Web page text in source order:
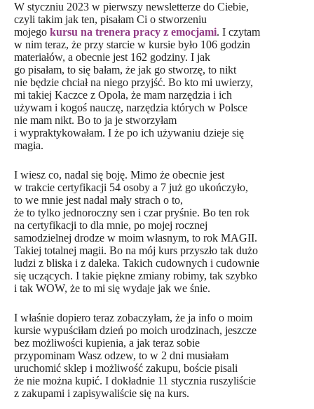
W styczniu 2023 w pierwszy newsletterze do Ciebie,
czyli takim jak ten, pisałam Ci o stworzeniu
mojego kursu na trenera pracy z emocjami. I czytam
w nim teraz, że przy starcie w kursie było 106 godzin
materiałów, a obecnie jest 162 godziny. I jak
go pisałam, to się bałam, że jak go stworzę, to nikt
nie będzie chciał na niego przyjść. Bo kto mi uwierzy,
mi takiej Kaczce z Opola, że mam narzędzia i ich
używam i kogoś nauczę, narzędzia których w Polsce
nie mam nikt. Bo to ja je stworzyłam
i wypraktykowałam. I że po ich używaniu dzieje się
magia.
I wiesz co, nadal się boję. Mimo że obecnie jest
w trakcie certyfikacji 54 osoby a 7 już go ukończyło,
to we mnie jest nadal mały strach o to,
że to tylko jednoroczny sen i czar pryśnie. Bo ten rok
na certyfikacji to dla mnie, po mojej rocznej
samodzielnej drodze w moim własnym, to rok MAGII.
Takiej totalnej magii. Bo na mój kurs przyszło tak dużo
ludzi z bliska i z daleka. Takich cudownych i cudownie
się uczących. I takie piękne zmiany robimy, tak szybko
i tak WOW, że to mi się wydaje jak we śnie.
I właśnie dopiero teraz zobaczyłam, że ja info o moim
kursie wypuściłam dzień po moich urodzinach, jeszcze
bez możliwości kupienia, a jak teraz sobie
przypominam Wasz odzew, to w 2 dni musiałam
uruchomić sklep i możliwość zakupu, boście pisali
że nie można kupić. I dokładnie 11 stycznia ruszyliście
z zakupami i zapisywaliście się na kurs.